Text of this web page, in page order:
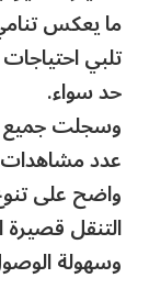
ما يعكس
تلبي
حد سواء.
وسجلت جميع
عدد مشاهدات
واضح على
التنقل قصيرة
وسهولة